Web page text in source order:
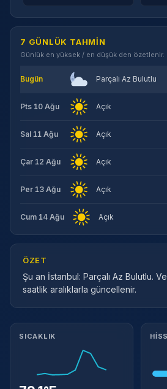
7 GÜNLÜK TAHMIN
Günlük en yüksek / en düşük den özetlenir.
Bugün Parçalı Az Bulutlu
Pts 10 Ağu Açık
Sal 11 Ağu Açık
Çar 12 Ağu Açık
Per 13 Ağu Açık
Cum 14 Ağu Açık
ÖZET
Şu an İstanbul: Parçalı Az Bulutlu.
saatlik aralıklarla güncellenir.
Meteorolojik ayrıntılar
SICAKLIK